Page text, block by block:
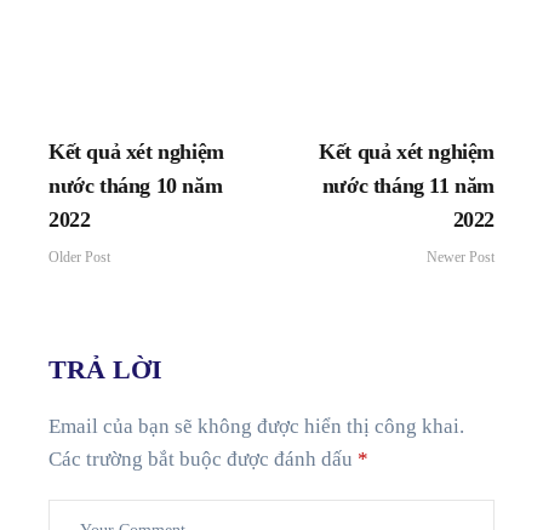
Kết quả xét nghiệm
nước tháng 10 năm
2022
Older Post
Kết quả xét nghiệm
nước tháng 11 năm
2022
Newer Post
TRẢ LỜI
Email của bạn sẽ không được hiển thị công khai.
Các trường bắt buộc được đánh dấu *